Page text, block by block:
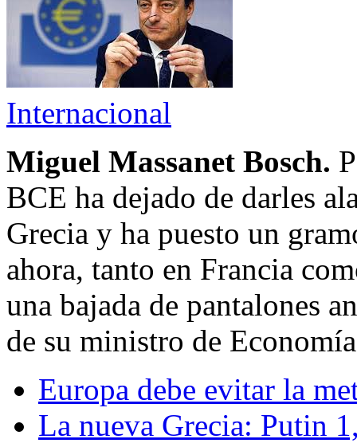
Internacional
Miguel Massanet Bosch. P
BCE ha dejado de darles
Grecia y ha puesto un
ahora, tanto en Francia
una bajada de pantalones
de su ministro de
Europa debe evitar la
La nueva Grecia: Putin